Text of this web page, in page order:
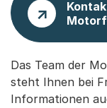
Das Team der
steht Ihnen bei
Informationen